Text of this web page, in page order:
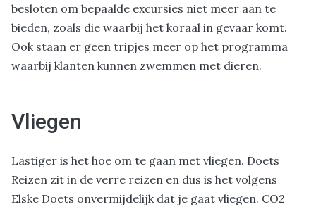
besloten om bepaalde excursies niet meer aan te
bieden, zoals die waarbij het koraal in gevaar komt.
Ook staan er geen tripjes meer op het programma
waarbij klanten kunnen zwemmen met dieren.
Vliegen
Lastiger is het hoe om te gaan met vliegen. Doets
Reizen zit in de verre reizen en dus is het volgens
Elske Doets onvermijdelijk dat je gaat vliegen. CO2